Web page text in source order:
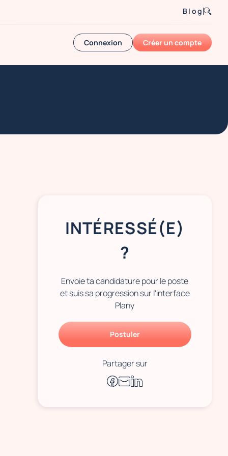
Blog
Connexion Créer un compte
INTÉRESSÉ(E)
?
Envoie ta candidature pour le poste
et suis sa progression sur l'interface
Plany
Postuler
Partager sur